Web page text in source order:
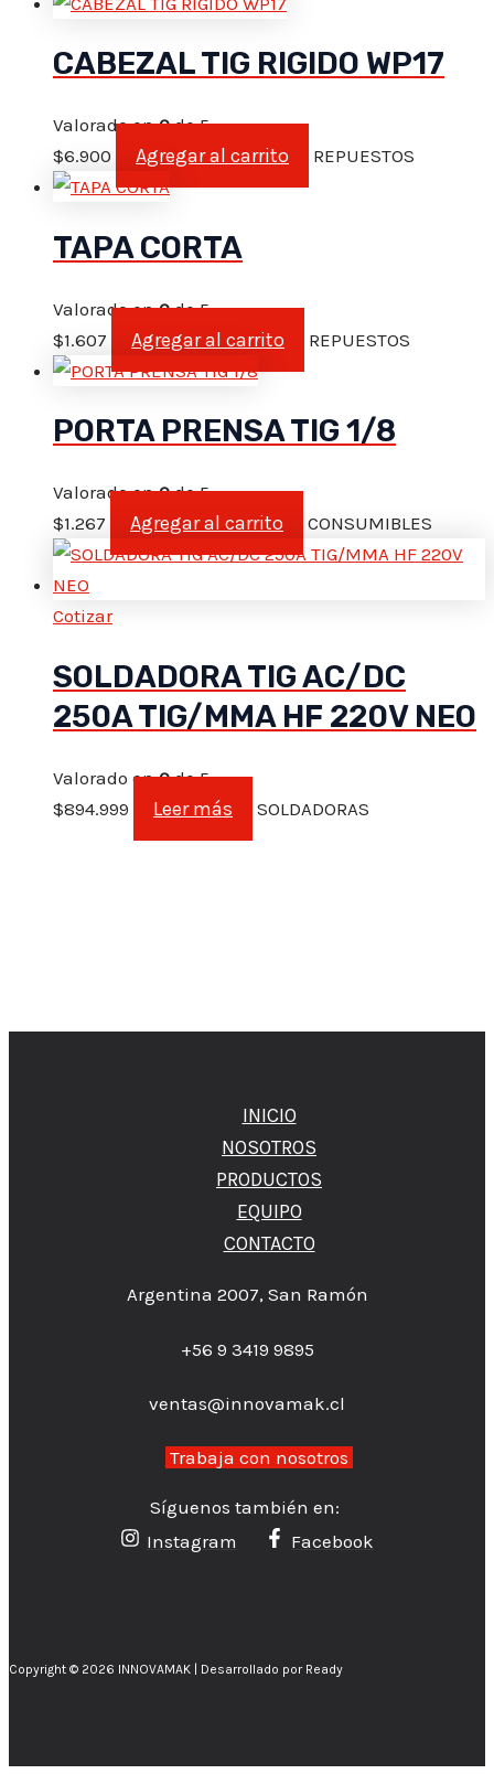
CABEZAL TIG RIGIDO WP17
Valorado en0de 5
$6.900 Agregar al carrito REPUESTOS
TAPA CORTA
Valorado en0de 5
$1.607 Agregar al carrito REPUESTOS
PORTA PRENSA TIG 1/8
Valorado en0de 5
$1.267 Agregar al carrito CONSUMIBLES
Cotizar
SOLDADORA TIG AC/DC
250A TIG/MMA HF 220V NEO
Valorado en0de 5
$894.999 Leer más SOLDADORAS
INICIO
NOSOTROS
PRODUCTOS
EQUIPO
CONTACTO
Argentina 2007, San Ramón
+56 9 3419 9895
ventas@innovamak.cl
Trabaja con nosotros
Síguenos también en:
Instagram
Facebook
Copyright © 2026 INNOVAMAK | Desarrollado por Ready